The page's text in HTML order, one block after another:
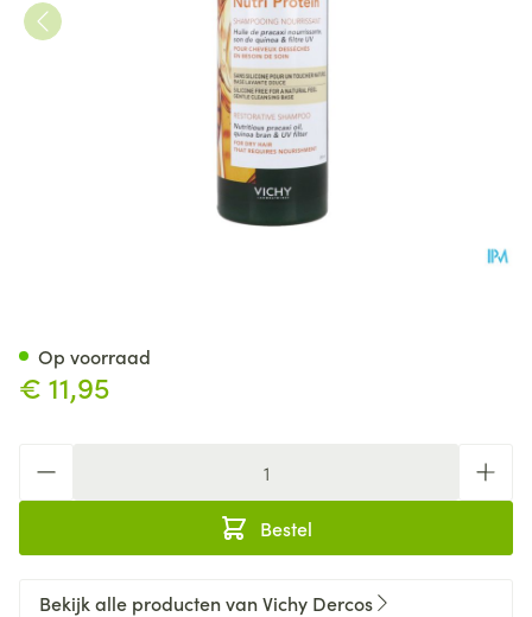
€ 11,95
Bestel
Op voorraad
Bekijk alle producten van Vichy Dercos